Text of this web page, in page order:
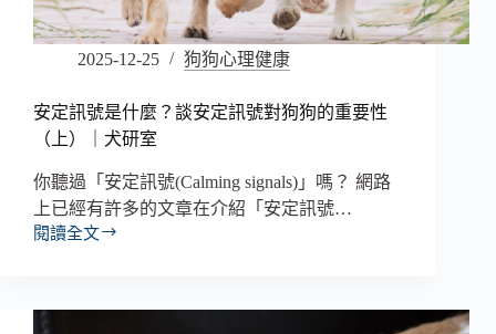
2025-12-25 狗狗心理健康
安定訊號是什麼？談安定訊號對狗狗的重要性
（上）｜犬研室
你聽過「安定訊號(Calming signals)」嗎？ 網路
上已經有許多的文章在介紹「安定訊號…
閱讀全文